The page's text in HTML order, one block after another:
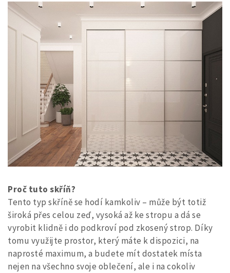
Proč tuto skříň?
Tento typ skříně se hodí kamkoliv – může být totiž
široká přes celou zeď, vysoká až ke stropu a dá se
vyrobit klidně i do podkroví pod zkosený strop. Díky
tomu využijte prostor, který máte k dispozici, na
naprosté maximum, a budete mít dostatek místa
nejen na všechno svoje oblečení, ale i na cokoliv